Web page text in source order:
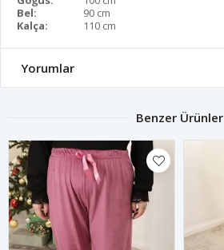
Bel:
90 cm
Kalça:
110 cm
Yorumlar
Benzer Ürünler